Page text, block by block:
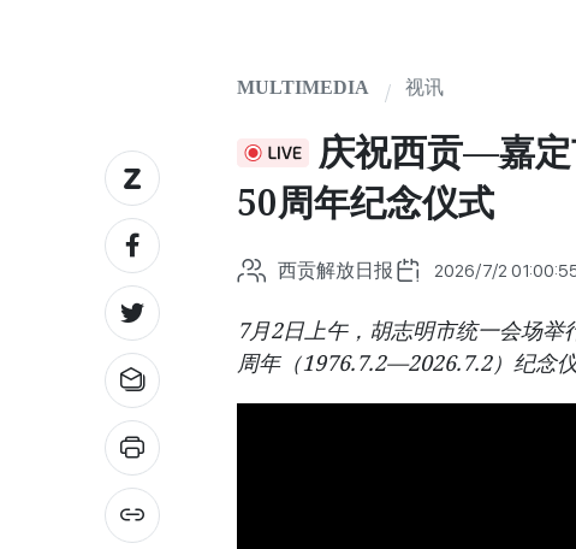
MULTIMEDIA 视讯
庆祝西贡—嘉定
50周年纪念仪式
西贡解放日报 2026/7/2
7月2日上午，胡志明市统一会场
周年（1976.7.2—2026.7.2）纪念仪